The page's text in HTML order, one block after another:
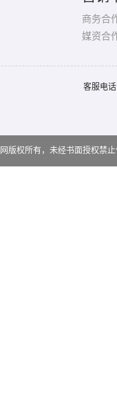
商务合
媒资合
客服电
网版权所有，未经书面授权